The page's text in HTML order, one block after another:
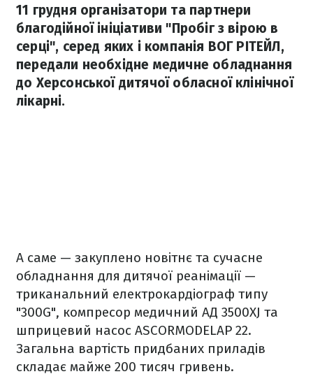
11 грудня організатори та партнери
благодійної ініціативи "Пробіг з вірою в
серці", серед яких і компанія ВОГ РІТЕЙЛ,
передали необхідне медичне обладнання
до Херсонської дитячої обласної клінічної
лікарні.
А саме — закуплено новітнє та сучасне
обладнання для дитячої реанімації —
триканальний електрокардіограф типу
"300G", компресор медичний АД 3500XJ та
шприцевий насос ASCORMODELAP 22.
Загальна вартість придбаних приладів
складає майже 200 тисяч гривень.